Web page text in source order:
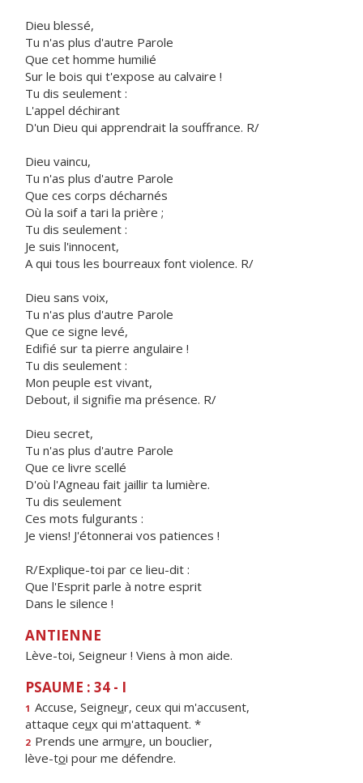
Dieu blessé,
Tu n'as plus d'autre Parole
Que cet homme humilié
Sur le bois qui t'expose au calvaire !
Tu dis seulement :
L'appel déchirant
D'un Dieu qui apprendrait la souffrance. R/
Dieu vaincu,
Tu n'as plus d'autre Parole
Que ces corps décharnés
Où la soif a tari la prière ;
Tu dis seulement :
Je suis l'innocent,
A qui tous les bourreaux font violence. R/
Dieu sans voix,
Tu n'as plus d'autre Parole
Que ce signe levé,
Edifié sur ta pierre angulaire !
Tu dis seulement :
Mon peuple est vivant,
Debout, il signifie ma présence. R/
Dieu secret,
Tu n'as plus d'autre Parole
Que ce livre scellé
D'où l'Agneau fait jaillir ta lumière.
Tu dis seulement
Ces mots fulgurants :
Je viens! J'étonnerai vos patiences !
R/Explique-toi par ce lieu-dit :
Que l'Esprit parle à notre esprit
Dans le silence !
ANTIENNE
Lève-toi, Seigneur ! Viens à mon aide.
PSAUME : 34 - I
1 Accuse, Seigneur, ceux qui m'accusent,
attaque ceux qui m'attaquent. *
2 Prends une armure, un bouclier,
lève-toi pour me défendre.